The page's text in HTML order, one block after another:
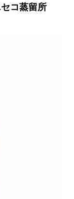
コ蒸留所